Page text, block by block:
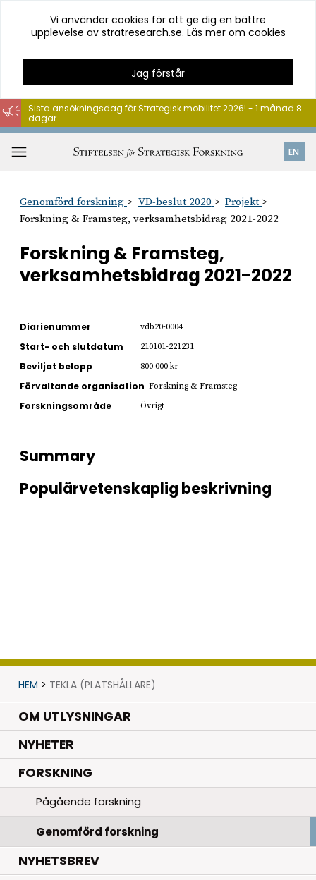
Hoppa
till
innehåll
Vi använder cookies för att ge dig en bättre
upplevelse av stratresearch.se. Läs mer om cookies
Jag förstår
EN
Sista ansökningsdag för Strategisk mobilitet 2026! - 1 månad 8
dagar
Genomförd forskning VD-beslut 2020
Projekt
Forskning & Framsteg, verksamhetsbidrag 2021-2022
Forskning & Framsteg,
verksamhetsbidrag 2021-2022
Diarienummer vdb20-0004
Start- och slutdatum 210101-221231
Beviljat belopp 800 000 kr
Förvaltande organisation Forskning & Framsteg
Forskningsområde Övrigt
Summary
Populärvetenskaplig beskrivning
HEM > TEKLA (PLATSHÅLLARE)
OM UTLYSNINGAR
NYHETER.
FORSKNING.
Pågående forskning
Genomförd forskning
NYHETSBREV